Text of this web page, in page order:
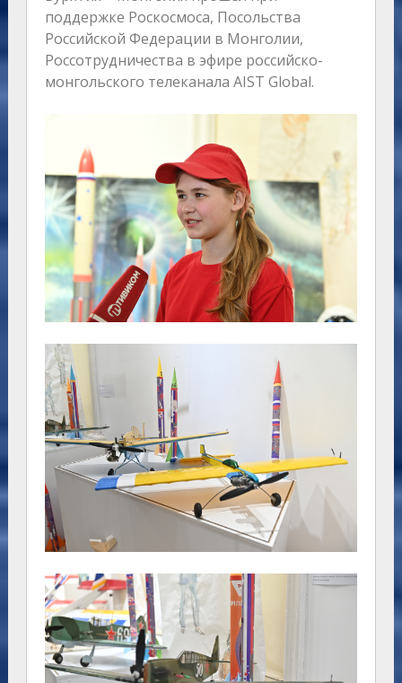
поддержке Роскосмоса, Посольства
Российской Федерации в Монголии,
Россотрудничества в эфире российско-
монгольского телеканала AIST Global.